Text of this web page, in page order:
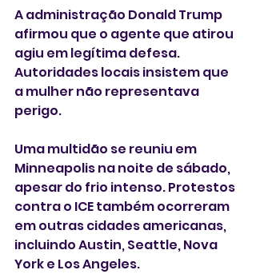
A administração Donald Trump
afirmou que o agente que atirou
agiu em legítima defesa.
Autoridades locais insistem que
a mulher não representava
perigo.
Uma multidão se reuniu em
Minneapolis na noite de sábado,
apesar do frio intenso. Protestos
contra o ICE também ocorreram
em outras cidades americanas,
incluindo Austin, Seattle, Nova
York e Los Angeles.